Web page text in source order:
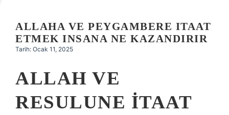
Hakkımızda
ALLAHA VE PEYGAMBERE ITAAT
ETMEK INSANA NE KAZANDIRIR
Tarih: Ocak 11, 2025
ALLAH VE
RESULUNE ITAAT